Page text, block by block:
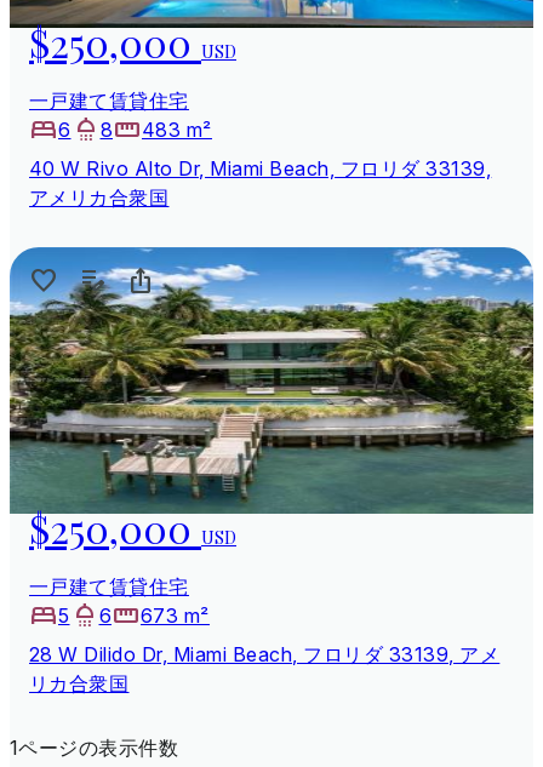
$250,000USD
一戸建て賃貸住宅
6
8
483 m²
40 W Rivo Alto Dr, Miami Beach, フロリダ 33139,
アメリカ合衆国
$250,000USD
一戸建て賃貸住宅
5
6
673 m²
28 W Dilido Dr, Miami Beach, フロリダ 33139, アメ
リカ合衆国
1ページの表示件数